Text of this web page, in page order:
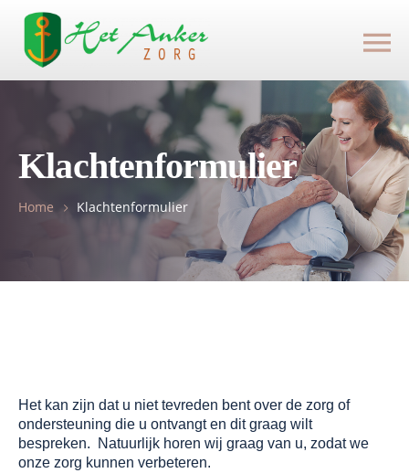
Klachtenformulier
Home Klachtenformulier
Het kan zijn dat u niet tevreden bent over de zorg of
ondersteuning die u ontvangt en dit graag wilt
bespreken. Natuurlijk horen wij graag van u, zodat we
onze zorg kunnen verbeteren.